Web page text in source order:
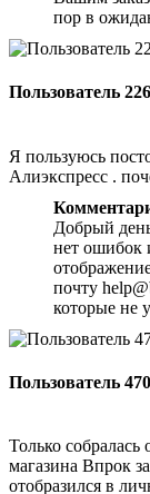
пор в
Пользователь
Я пользуюсь
Алиэкспресс .
Добрый
нет ошибок
почту
которые не
Пользователь
Только
магазина Впрок
отобразился в